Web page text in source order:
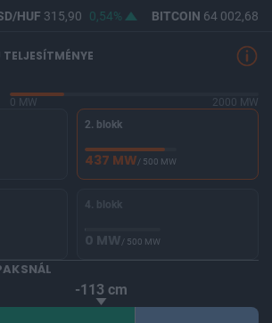
HUF315,90 0,54% BITCOIN64 002,68
0 MW
2000 MW
2. blokk
437 MW/ 500 MW
4. blokk
0 MW/ 500 MW
-113 cm